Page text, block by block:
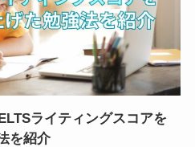
ライティングスコアを
を紹介